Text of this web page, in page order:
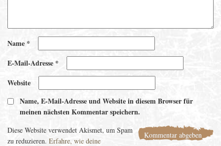
Name*
E-Mail-Adresse *
Website
Name, E-Mail-Adresse und Website in diesem Browser für
meinen nächsten Kommentar speichern.
Diese Website verwendet Akismet, um Spam
zu reduzieren. Erfahre, wie deine